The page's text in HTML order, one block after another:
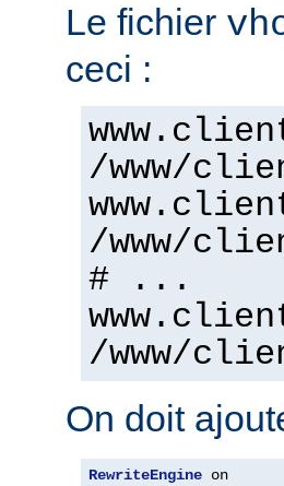
Le fichier
ceci :
/www/
/www/
# ...
/www/
On doit
RewriteEngine on